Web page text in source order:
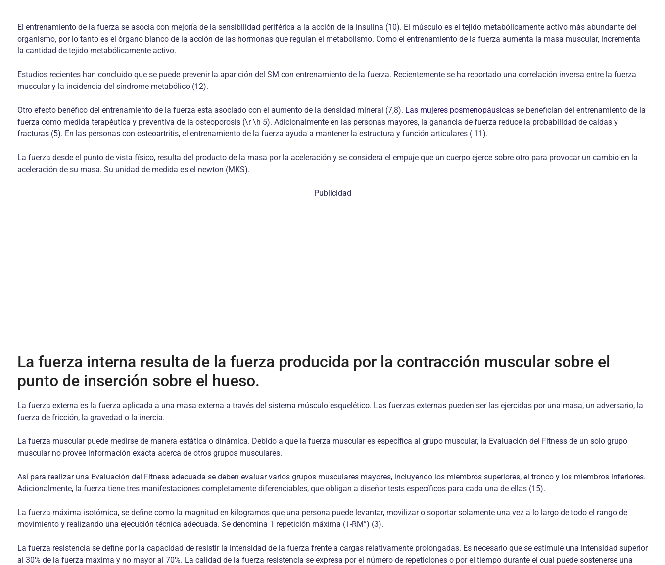
El entrenamiento de la fuerza se asocia con mejoría de la sensibilidad periférica a la acción de la insulina (10). El músculo es el tejido metabólicamente activo más abundante del
organismo, por lo tanto es el órgano blanco de la acción de las hormonas que regulan el metabolismo. Como el entrenamiento de la fuerza aumenta la masa muscular, incrementa
la cantidad de tejido metabólicamente activo.
Estudios recientes han concluido que se puede prevenir la aparición del SM con entrenamiento de la fuerza. Recientemente se ha reportado una correlación inversa entre la fuerza
muscular y la incidencia del síndrome metabólico (12).
Otro efecto benéfico del entrenamiento de la fuerza esta asociado con el aumento de la densidad mineral (7,8). Las mujeres posmenopáusicas se benefician del entrenamiento de la
fuerza como medida terapéutica y preventiva de la osteoporosis (\r \h 5). Adicionalmente en las personas mayores, la ganancia de fuerza reduce la probabilidad de caídas y
fracturas (5). En las personas con osteoartritis, el entrenamiento de la fuerza ayuda a mantener la estructura y función articulares ( 11).
La fuerza desde el punto de vista físico, resulta del producto de la masa por la aceleración y se considera el empuje que un cuerpo ejerce sobre otro para provocar un cambio en la
aceleración de su masa. Su unidad de medida es el newton (MKS).
Publicidad
La fuerza interna resulta de la fuerza producida por la contracción muscular sobre el
punto de inserción sobre el hueso.
La fuerza externa es la fuerza aplicada a una masa externa a través del sistema músculo esquelético. Las fuerzas externas pueden ser las ejercidas por una masa, un adversario, la
fuerza de fricción, la gravedad o la inercia.
La fuerza muscular puede medirse de manera estática o dinámica. Debido a que la fuerza muscular es específica al grupo muscular, la Evaluación del Fitness de un solo grupo
muscular no provee información exacta acerca de otros grupos musculares.
Así para realizar una Evaluación del Fitness adecuada se deben evaluar varios grupos musculares mayores, incluyendo los miembros superiores, el tronco y los miembros inferiores.
Adicionalmente, la fuerza tiene tres manifestaciones completamente diferenciables, que obligan a diseñar tests específicos para cada una de ellas (15).
La fuerza máxima isotómica, se define como la magnitud en kilogramos que una persona puede levantar, movilizar o soportar solamente una vez a lo largo de todo el rango de
movimiento y realizando una ejecución técnica adecuada. Se denomina 1 repetición máxima (1-RM”) (3).
La fuerza resistencia se define por la capacidad de resistir la intensidad de la fuerza frente a cargas relativamente prolongadas. Es necesario que se estimule una intensidad superior
al 30% de la fuerza máxima y no mayor al 70%. La calidad de la fuerza resistencia se expresa por el número de repeticiones o por el tiempo durante el cual puede sostenerse una